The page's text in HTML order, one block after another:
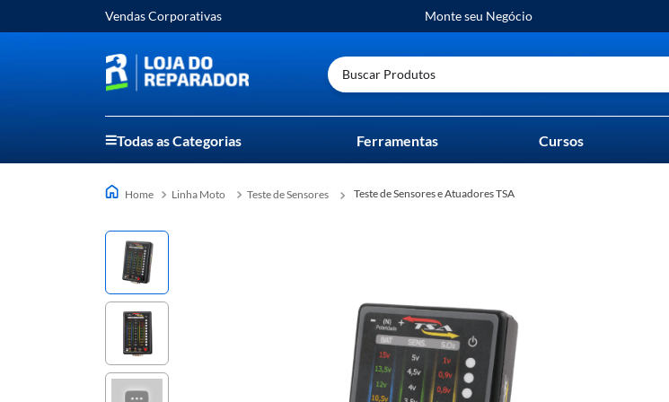
Vendas Corporativas Monte seu Negócio
Buscar Produtos
Cursos
Ferramentas
Todas as Categorias
Linha Moto Teste de Sensores Teste de Sensores e Atuadores TSA